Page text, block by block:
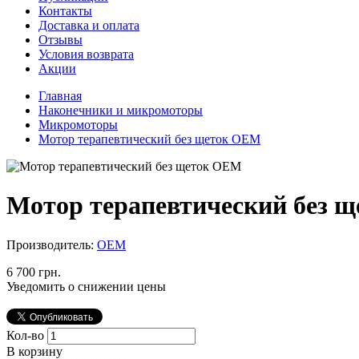
Контакты
Доставка и оплата
Отзывы
Условия возврата
Акции
Главная
Наконечники и микромоторы
Микромоторы
Мотор терапевтический без щеток ОЕМ
Мотор терапевтический без
Производитель: ОЕМ
6 700 грн.
Уведомить о снижении цены
Кол-во
В корзину